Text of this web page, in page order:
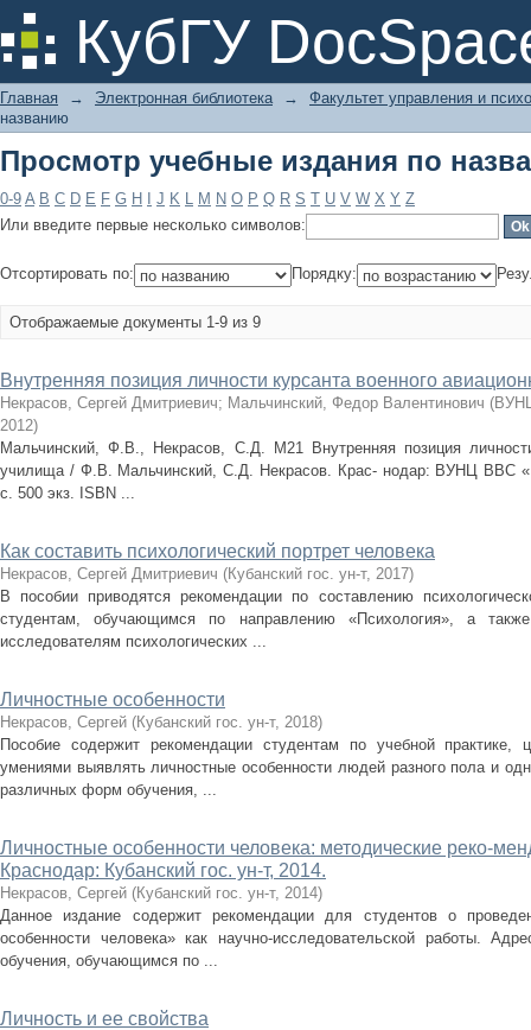
КубГУ
Просмотр учебные издания по
Главная → Электронная библиотека →
Факультет управления и
названию
Просмотр учебные издания по
0-9 A B C D E F G H J K L M N O P Q R S T U V W X Y Z
Или введите первые несколько символов:
Отсортировать по: Порядку:
Отображаемые документы 1-9 из 9
Внутренняя позиция личности курсанта военного
Некрасов, Сергей Дмитриевич; Мальчинский, Федор Валентинович (
2012)
Мальчинский, Ф.В., Некрасов, С.Д. М21 Внутренняя позиция
училища / Ф.В. Мальчинский, С.Д. Некрасов. Крас- нодар: ВУНЦ ВВС
с. 500 экз. ISBN ...
Как составить психологический портрет человека
Некрасов, Сергей Дмитриевич (Кубанский гос. ун-т, 2017)
В пособии приводятся рекомендации по составлению
студентам, обучающимся по направлению «Психология», а
исследователям психологических ...
Личностные особенности
Некрасов, Сергей (Кубанский гос. ун-т, 2018)
Пособие содержит рекомендации студентам по учебной практике,
умениями выявлять личностные особенности людей разного пола и
различных форм обучения, ...
Личностные особенности человека: методические реко-
Краснодар: Кубанский гос. ун-т, 2014.
Некрасов, Сергей (Кубанский гос. ун-т, 2014)
Данное издание содержит рекомендации для студентов о
особенности человека» как научно-исследовательской работы.
обучения, обучающимся по ...
Личность и ее свойства